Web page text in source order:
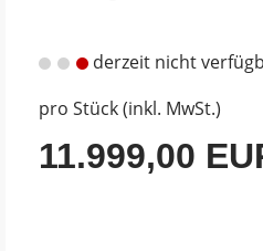
derzeit nicht
pro Stück (inkl. MwSt.)
11.999,00